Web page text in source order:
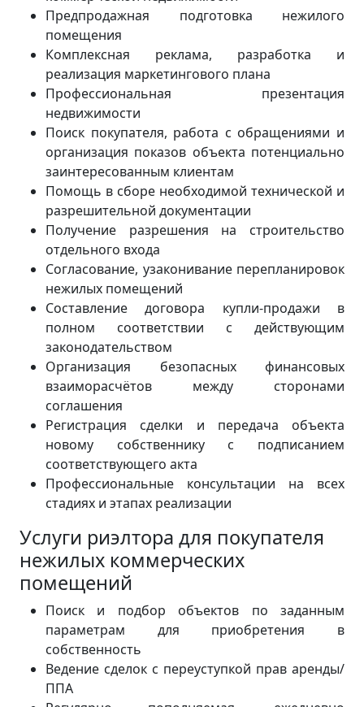
Предпродажная подготовка нежилого
помещения
Комплексная реклама, разработка и
реализация маркетингового плана
Профессиональная презентация
недвижимости
Поиск покупателя, работа с обращениями и
организация показов объекта потенциально
заинтересованным клиентам
Помощь в сборе необходимой технической и
разрешительной документации
Получение разрешения на строительство
отдельного входа
Согласование, узаконивание перепланировок
нежилых помещений
Составление договора купли-продажи в
полном соответствии с действующим
законодательством
Организация безопасных финансовых
взаиморасчётов между сторонами
соглашения
Регистрация сделки и передача объекта
новому собственнику с подписанием
соответствующего акта
Профессиональные консультации на всех
стадиях и этапах реализации
Услуги риэлтора для покупателя
нежилых коммерческих
помещений
Поиск и подбор объектов по заданным
параметрам для приобретения в
собственность
Ведение сделок с переуступкой прав аренды/
ППА